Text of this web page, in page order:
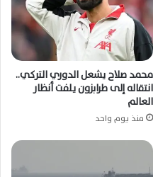
محمد صلاح يشعل الدوري التركي..
انتقاله إلى طرابزون يلفت أنظار
العالم
منذ يوم واحد